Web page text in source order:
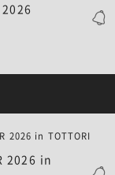
2026
2026 in
2026 in TOTTORI